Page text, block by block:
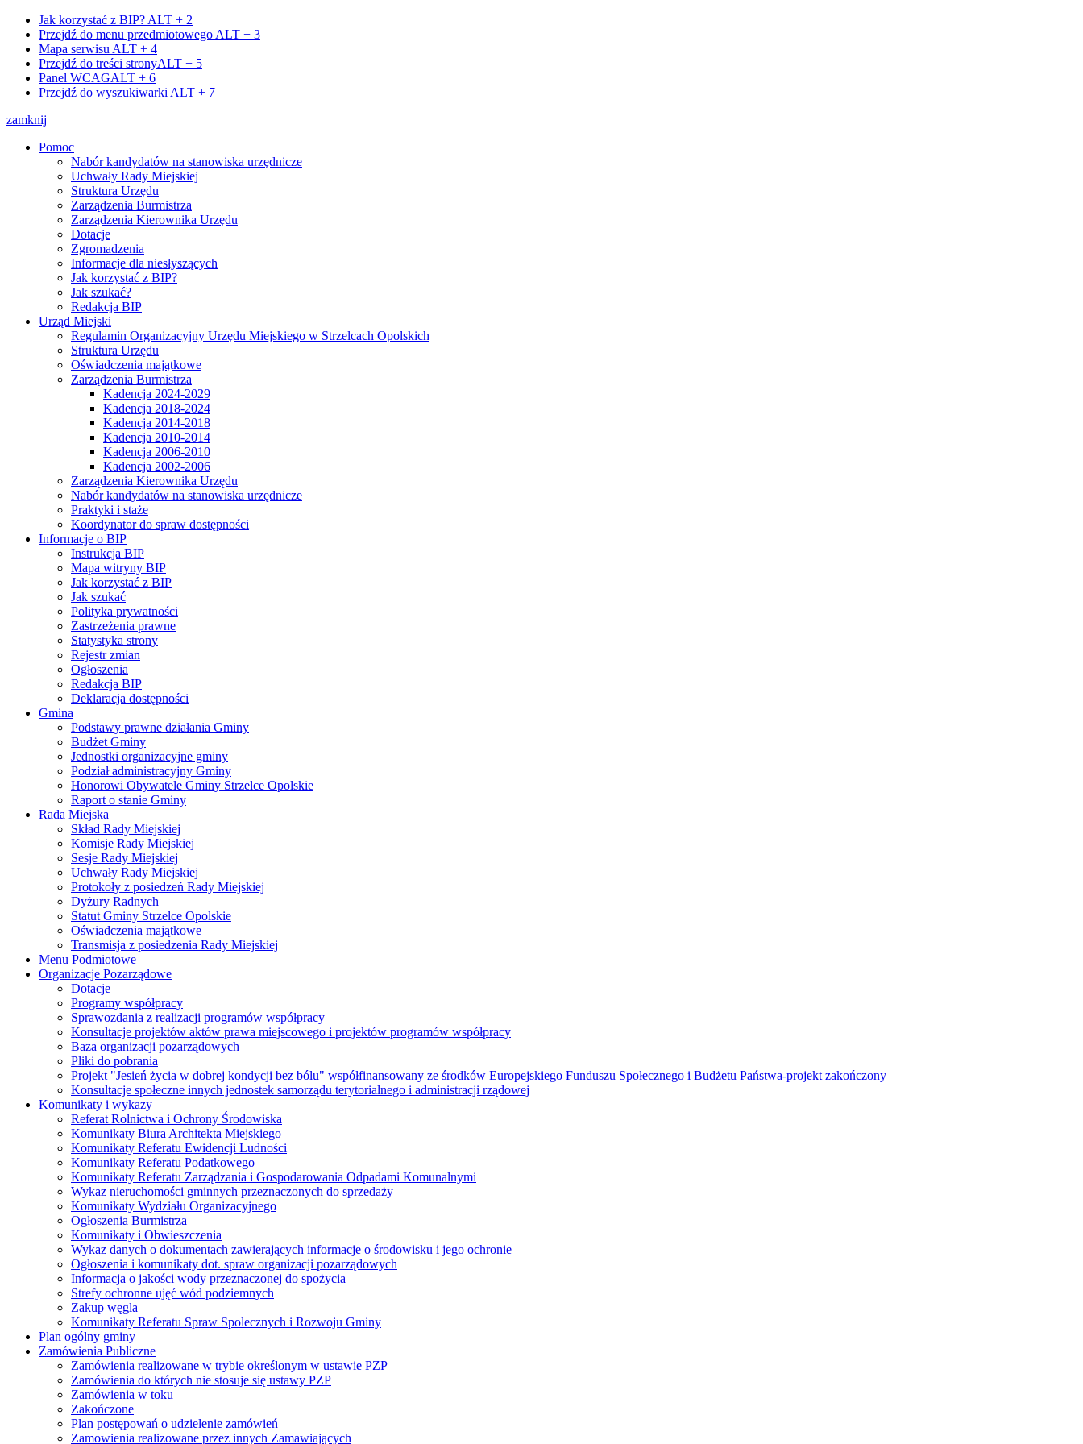
Jak korzystać z BIP? ALT + 2
Przejdź do menu przedmiotowego ALT + 3
Mapa serwisu ALT + 4
Przejdź do treści stronyALT + 5
Panel WCAGALT + 6
Przejdź do wyszukiwarki ALT + 7
zamknij
Pomoc
Nabór kandydatów na stanowiska urzędnicze
Uchwały Rady Miejskiej
Struktura Urzędu
Zarządzenia Burmistrza
Zarządzenia Kierownika Urzędu
Dotacje
Zgromadzenia
Informacje dla niesłyszących
Jak korzystać z BIP?
Jak szukać?
Redakcja BIP
Urząd Miejski
Regulamin Organizacyjny Urzędu Miejskiego w Strzelcach Opolskich
Struktura Urzędu
Oświadczenia majątkowe
Zarządzenia Burmistrza
Kadencja 2024-2029
Kadencja 2018-2024
Kadencja 2014-2018
Kadencja 2010-2014
Kadencja 2006-2010
Kadencja 2002-2006
Zarządzenia Kierownika Urzędu
Nabór kandydatów na stanowiska urzędnicze
Praktyki i staże
Koordynator do spraw dostępności
Informacje o BIP
Instrukcja BIP
Mapa witryny BIP
Jak korzystać z BIP
Jak szukać
Polityka prywatności
Zastrzeżenia prawne
Statystyka strony
Rejestr zmian
Ogłoszenia
Redakcja BIP
Deklaracja dostępności
Gmina
Podstawy prawne działania Gminy
Budżet Gminy
Jednostki organizacyjne gminy
Podział administracyjny Gminy
Honorowi Obywatele Gminy Strzelce Opolskie
Raport o stanie Gminy
Rada Miejska
Skład Rady Miejskiej
Komisje Rady Miejskiej
Sesje Rady Miejskiej
Uchwały Rady Miejskiej
Protokoły z posiedzeń Rady Miejskiej
Dyżury Radnych
Statut Gminy Strzelce Opolskie
Oświadczenia majątkowe
Transmisja z posiedzenia Rady Miejskiej
Menu Podmiotowe
Organizacje Pozarządowe
Dotacje
Programy współpracy
Sprawozdania z realizacji programów współpracy
Konsultacje projektów aktów prawa miejscowego i projektów programów współpracy
Baza organizacji pozarządowych
Pliki do pobrania
Projekt "Jesień życia w dobrej kondycji bez bólu" współfinansowany ze środków Europejskiego Funduszu Społecznego i Budżetu Państwa-projekt zakończony
Konsultacje społeczne innych jednostek samorządu terytorialnego i administracji rządowej
Komunikaty i wykazy
Referat Rolnictwa i Ochrony Środowiska
Komunikaty Biura Architekta Miejskiego
Komunikaty Referatu Ewidencji Ludności
Komunikaty Referatu Podatkowego
Komunikaty Referatu Zarządzania i Gospodarowania Odpadami Komunalnymi
Wykaz nieruchomości gminnych przeznaczonych do sprzedaży
Komunikaty Wydziału Organizacyjnego
Ogłoszenia Burmistrza
Komunikaty i Obwieszczenia
Wykaz danych o dokumentach zawierających informacje o środowisku i jego ochronie
Ogłoszenia i komunikaty dot. spraw organizacji pozarządowych
Informacja o jakości wody przeznaczonej do spożycia
Strefy ochronne ujęć wód podziemnych
Zakup węgla
Komunikaty Referatu Spraw Spolecznych i Rozwoju Gminy
Plan ogólny gminy
Zamówienia Publiczne
Zamówienia realizowane w trybie określonym w ustawie PZP
Zamówienia do których nie stosuje się ustawy PZP
Zamówienia w toku
Zakończone
Plan postępowań o udzielenie zamówień
Zamowienia realizowane przez innych Zamawiających